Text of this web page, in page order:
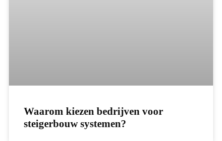
Waarom kiezen bedrijven voor
steigerbouw systemen?